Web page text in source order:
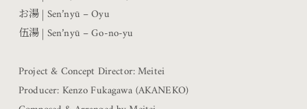
お湯| Sen’nyū – Oyu
伍湯| Sen’nyū – Go‑no‑yu
Project & Concept Director: Meitei
Producer: Kenzo Fukagawa (AKANEKO)